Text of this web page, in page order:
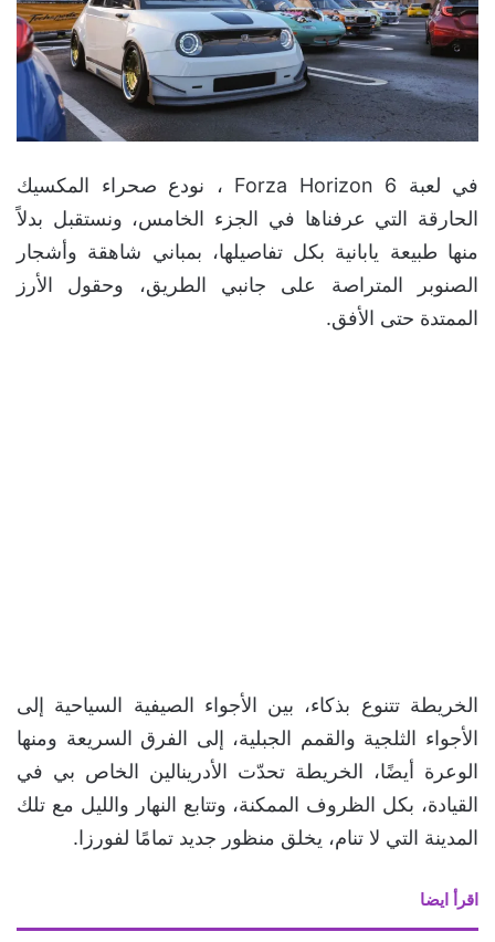
في لعبة Forza Horizon 6 ، نودع صحراء المكسيك
الحارقة التي عرفناها في الجزء الخامس، ونستقبل بدلاً
منها طبيعة يابانية بكل تفاصيلها، بمباني شاهقة وأشجار
الصنوبر المتراصة على جانبي الطريق، وحقول الأرز
الممتدة حتى الأفق.
الخريطة تتنوع بذكاء، بين الأجواء الصيفية السياحية إلى
الأجواء الثلجية والقمم الجبلية، إلى الفرق السريعة ومنها
الوعرة أيضًا، الخريطة تحدّت الأدرينالين الخاص بي في
القيادة، بكل الظروف الممكنة، وتتابع النهار والليل مع تلك
المدينة التي لا تنام، يخلق منظور جديد تمامًا لفورزا.
اقرأ ايضا